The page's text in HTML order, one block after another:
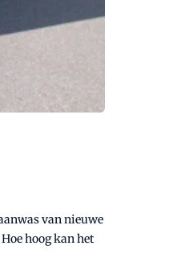
van nieuwe
hoog kan het